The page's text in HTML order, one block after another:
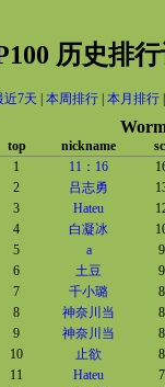
历史排
近7天 本周排行 本月排行
top nickname
1
11：16
2
吕志勇
3
Hateu
4
白凝冰
5
a
6
土豆
7
千小璐
8
神奈川当
9
神奈川当
10
止欲
11
Hateu